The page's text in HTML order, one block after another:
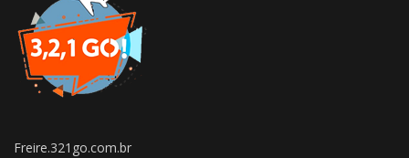
Freire.321go.com.br